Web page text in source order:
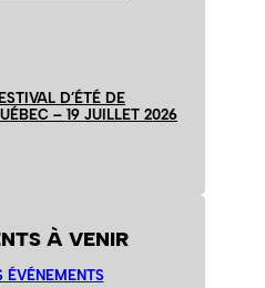
D’ÉTÉ DE
– 19 JUILLET 2026
À VENIR
ÉVÉNEMENTS